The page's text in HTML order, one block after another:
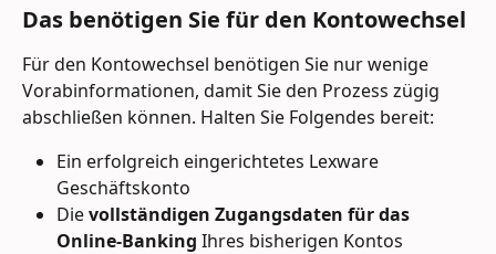
Das benötigen Sie für den Kontowechsel
Für den Kontowechsel benötigen Sie nur wenige
Vorabinformationen, damit Sie den Prozess zügig
abschließen können. Halten Sie Folgendes bereit:
Ein erfolgreich eingerichtetes Lexware
Geschäftskonto
Die vollständigen Zugangsdaten für das
Online-Banking Ihres bisherigen Kontos